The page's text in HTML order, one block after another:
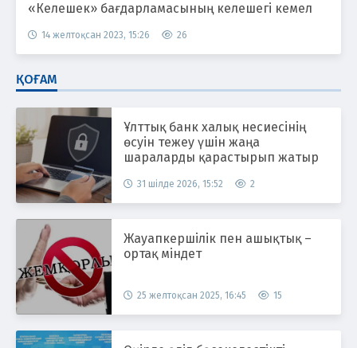
«Келешек» бағдарламасының келешегі кемел
14 желтоқсан 2023, 15:26 26
ҚОҒАМ
Ұлттық банк халық несиесінің
өсуін тежеу үшін жаңа
шараларды қарастырып жатыр
31 шілде 2026, 15:52 2
Жауапкершілік пен ашықтық –
ортақ міндет
25 желтоқсан 2025, 16:45 15